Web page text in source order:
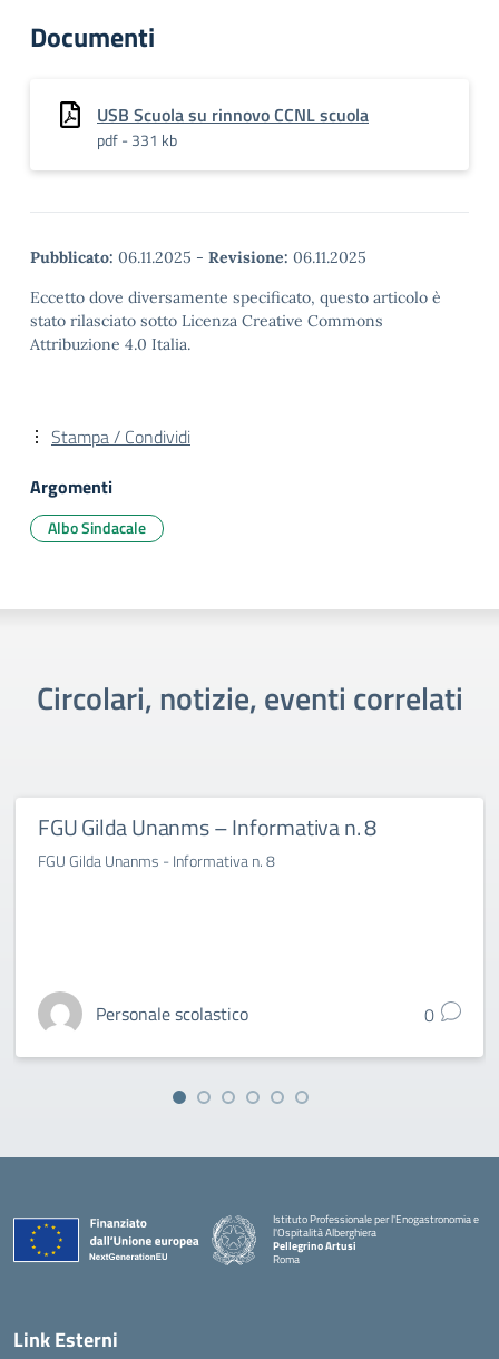
Documenti
USB Scuola su rinnovo CCNL scuola
pdf - 331 kb
Pubblicato: 06.11.2025 - Revisione: 06.11.2025
Eccetto dove diversamente specificato, questo articolo è
stato rilasciato sotto Licenza Creative Commons
Attribuzione 4.0 Italia.
Stampa / Condividi
Argomenti
Albo Sindacale
Circolari, notizie, eventi correlati
FGU Gilda Unanms – Informativa n. 8
FGU Gilda Unanms - Informativa n. 8
Personale scolastico 0
Istituto Professionale per l'Enogastronomia e
l'Ospitalità Alberghiera
Pellegrino Artusi
Roma
Link Esterni